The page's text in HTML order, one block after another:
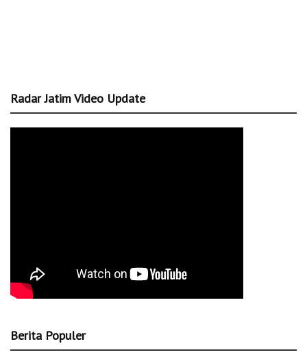
Radar Jatim Video Update
Berita Populer